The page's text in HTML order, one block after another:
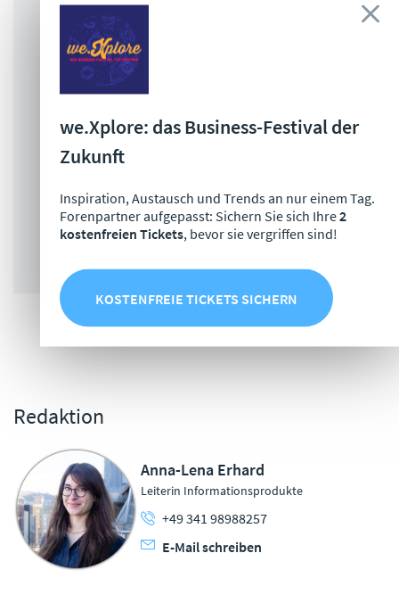
Alle Mitarbeiter profitieren von
Sonderkonditionen für Produkte und
Veranstaltungen der Versicherungsforen
Partnerunternehmen finden Siehier.
Sie sind bereits Forenpartner?Hier anmelden
JETZT PARTNER WERDEN
Redaktion
Anna-Lena Erhard
Leiterin Informationsprodukte
+49 341 98988257
E-Mail schreiben
we.Xplore: das Business-Festival der
Zukunft
Inspiration, Austausch und Trends an nur einem Tag.
Forenpartner aufgepasst: Sichern Sie sich Ihre2
kostenfreien Tickets, bevor sie vergriffen sind!
KOSTENFREIE TICKETS SICHERN